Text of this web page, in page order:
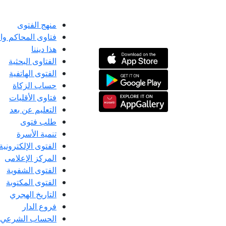
منهج الفتوى
فتاوى المحاكم
هذا ديننا
الفتاوى البحثية
الفتوى الهاتفية
حساب الزكاة
فتاوى الأقليات
التعليم عن بعد
طلب فتوى
تنمية الأسرة
الفتوى الإلكترونية
المركز الإعلامى
الفتوى الشفوية
الفتوى المكتوبة
التاريخ الهجري
فروع الدار
الحساب الشرعي